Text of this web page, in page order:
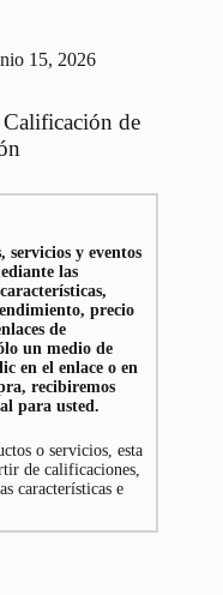
15, 2026
de
y eventos
las
precio
de
un medio de
en el enlace o en
recibiremos
para usted.
o servicios, esta
de calificaciones,
características e